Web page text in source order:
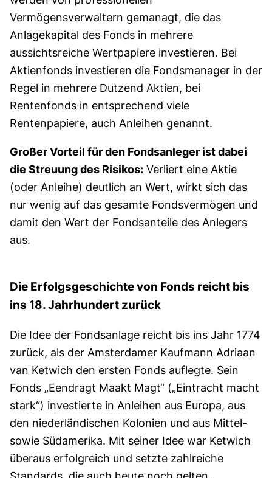
Vermögensverwaltern gemanagt, die das
Anlagekapital des Fonds in mehrere
aussichtsreiche Wertpapiere investieren. Bei
Aktienfonds investieren die Fondsmanager in der
Regel in mehrere Dutzend Aktien, bei
Rentenfonds in entsprechend viele
Rentenpapiere, auch Anleihen genannt.
Großer Vorteil für den Fondsanleger ist dabei
die Streuung des Risikos: Verliert eine Aktie
(oder Anleihe) deutlich an Wert, wirkt sich das
nur wenig auf das gesamte Fondsvermögen und
damit den Wert der Fondsanteile des Anlegers
aus.
Die Erfolgsgeschichte von Fonds reicht bis
ins 18. Jahrhundert zurück
Die Idee der Fondsanlage reicht bis ins Jahr 1774
zurück, als der Amsterdamer Kaufmann Adriaan
van Ketwich den ersten Fonds auflegte. Sein
Fonds „Eendragt Maakt Magt“ („Eintracht macht
stark“) investierte in Anleihen aus Europa, aus
den niederländischen Kolonien und aus Mittel-
sowie Südamerika. Mit seiner Idee war Ketwich
überaus erfolgreich und setzte zahlreiche